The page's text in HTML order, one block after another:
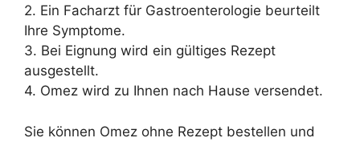
2. Ein Facharzt für Gastroenterologie beurteilt
Ihre Symptome.
3. Bei Eignung wird ein gültiges Rezept
ausgestellt.
4. Omez wird zu Ihnen nach Hause versendet.
Sie können Omez ohne Rezept bestellen und